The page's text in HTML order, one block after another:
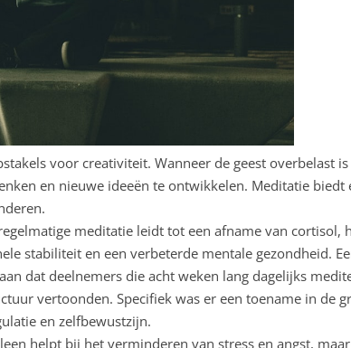
voor creativiteit. Wanneer de geest overbelast
en nieuwe ideeën te ontwikkelen. Meditatie biedt
meditatie leidt tot een afname van cortisol,
stabiliteit en een verbeterde mentale gezondheid.
dat deelnemers die acht weken lang dagelijks
vertoonden. Specifiek was er een toename in de
en zelfbewustzijn.
helpt bij het verminderen van stress en angst,